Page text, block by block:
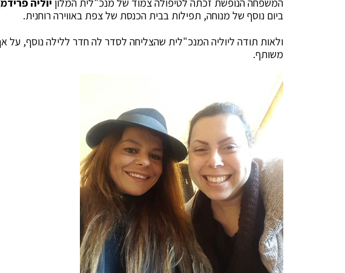
ביום נוסף של מנוחה, תפילות בבית הכנסת של צפת באווירה רוחנית.
ולאות תודה ליוליה המנכ"לית שהצליחה לסדר לה חדר ללילה נוסף, על
משותף.